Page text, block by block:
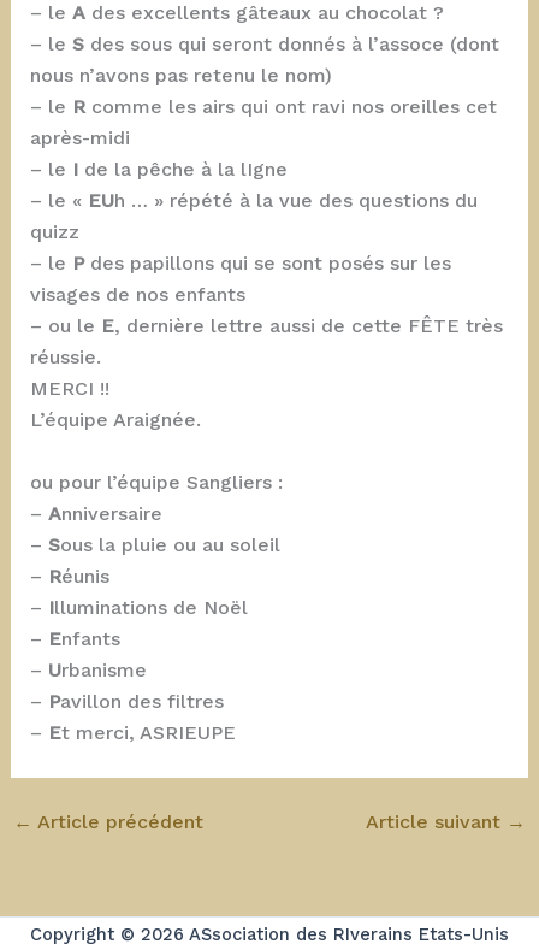
– le Ades excellents gâteaux au chocolat ?
– le Sdes sous qui seront donnés à l’assoce (dont
nous n’avons pas retenu le nom)
– le Rcomme les airs qui ont ravi nos oreilles cet
après-midi
– le Ide la pêche à la lIgne
– le « EUh … » répété à la vue des questions du
quizz
– le Pdes papillons qui se sont posés sur les
visages de nos enfants
– ou le E, dernière lettre aussi de cette FÊTE très
réussie.
MERCI !!
L’équipe Araignée.
ou pour l’équipe Sangliers :
– Anniversaire
– Sous la pluie ou au soleil
– Réunis
– Illuminations de Noël
– Enfants
– Urbanisme
– Pavillon des filtres
– Et merci, ASRIEUPE
← Article précédent Article suivant →
Copyright © 2026 ASsociation des RIverains Etats-Unis